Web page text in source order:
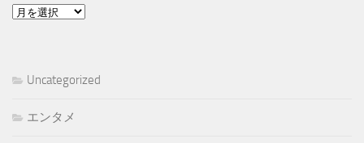
ア
ブ
Uncategorized
エンタメ